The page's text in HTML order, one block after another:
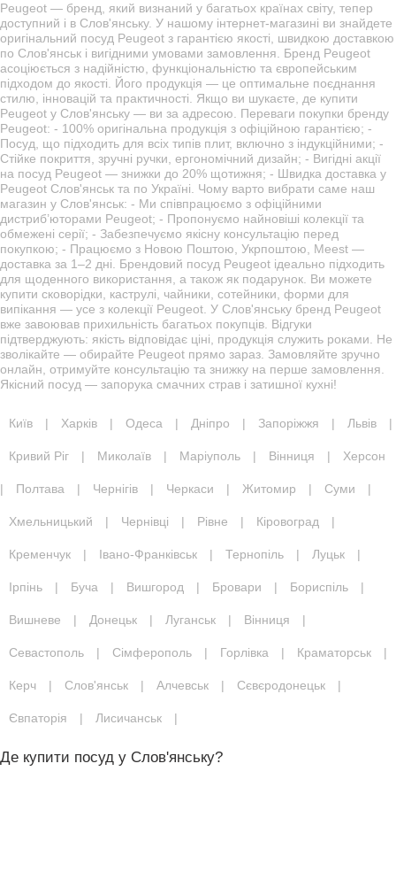
Peugeot — бренд, який визнаний у багатьох країнах світу, тепер
доступний і в Слов'янську. У нашому інтернет-магазині ви знайдете
оригінальний посуд Peugeot з гарантією якості, швидкою доставкою
по Слов'янськ і вигідними умовами замовлення. Бренд Peugeot
асоціюється з надійністю, функціональністю та європейським
підходом до якості. Його продукція — це оптимальне поєднання
стилю, інновацій та практичності. Якщо ви шукаєте, де купити
Peugeot у Слов'янську — ви за адресою. Переваги покупки бренду
Peugeot: - 100% оригінальна продукція з офіційною гарантією; -
Посуд, що підходить для всіх типів плит, включно з індукційними; -
Стійке покриття, зручні ручки, ергономічний дизайн; - Вигідні акції
на посуд Peugeot — знижки до 20% щотижня; - Швидка доставка у
Peugeot Слов'янськ та по Україні. Чому варто вибрати саме наш
магазин у Слов'янськ: - Ми співпрацюємо з офіційними
дистриб’юторами Peugeot; - Пропонуємо найновіші колекції та
обмежені серії; - Забезпечуємо якісну консультацію перед
покупкою; - Працюємо з Новою Поштою, Укрпоштою, Meest —
доставка за 1–2 дні. Брендовий посуд Peugeot ідеально підходить
для щоденного використання, а також як подарунок. Ви можете
купити сковорідки, каструлі, чайники, сотейники, форми для
випікання — усе з колекції Peugeot. У Слов'янську бренд Peugeot
вже завоював прихильність багатьох покупців. Відгуки
підтверджують: якість відповідає ціні, продукція служить роками. Не
зволікайте — обирайте Peugeot прямо зараз. Замовляйте зручно
онлайн, отримуйте консультацію та знижку на перше замовлення.
Якісний посуд — запорука смачних страв і затишної кухні!
Київ | Харків | Одеса | Дніпро | Запоріжжя | Львів |
Кривий Ріг | Миколаїв | Маріуполь | Вінниця | Херсон
| Полтава | Чернігів | Черкаси | Житомир | Суми |
Хмельницький | Чернівці | Рівне | Кіровоград |
Кременчук | Івано-Франківськ | Тернопіль | Луцьк |
Ірпінь | Буча | Вишгород | Бровари | Бориспіль |
Вишневе | Донецьк | Луганськ | Вінниця |
Севастополь | Сімферополь | Горлівка | Краматорськ |
Керч | Слов'янськ | Алчевськ | Сєвєродонецьк |
Євпаторія | Лисичанськ |
Де купити посуд у Слов'янську?